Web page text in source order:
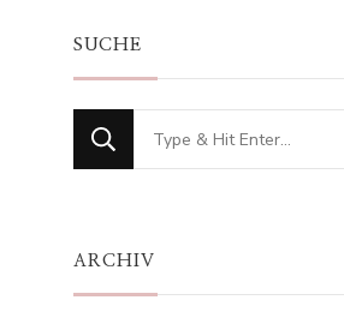
SUCHE
Looking
for
ARCHIV